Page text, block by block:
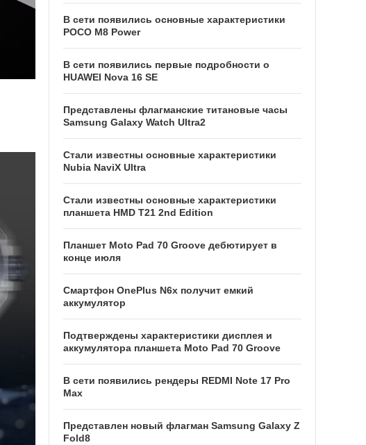
В сети появились основные характеристики
POCO M8 Power
В сети появились первые подробности о
HUAWEI Nova 16 SE
Представлены флагманские титановые часы
Samsung Galaxy Watch Ultra2
Стали известны основные характеристики
Nubia NaviX Ultra
Стали известны основные характеристики
планшета HMD T21 2nd Edition
Планшет Moto Pad 70 Groove дебютирует в
конце июля
Смартфон OnePlus N6x получит емкий
аккумулятор
Подтверждены характеристики дисплея и
аккумулятора планшета Moto Pad 70 Groove
В сети появились рендеры REDMI Note 17 Pro
Max
Представлен новый флагман Samsung Galaxy Z
Fold8